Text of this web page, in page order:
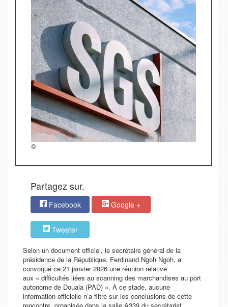
©
Partagez sur.
Facebook Google +
Tweeter
Selon un document officiel, le secrétaire général de la
présidence de la République, Ferdinand Ngoh Ngoh, a
convoqué ce 21 janvier 2026 une réunion relative
aux « difficultés liées au scanning des marchandises au port
autonome de Douala (PAD) ». À ce stade, aucune
information officielle n’a filtré sur les conclusions de cette